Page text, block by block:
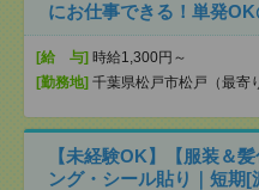
にお仕事できる！単発
[給 与] 時給1,300円～
[勤務地] 千葉県松戸市松戸（最寄
【未経験OK】【服装＆
ング・シール貼り｜短期[